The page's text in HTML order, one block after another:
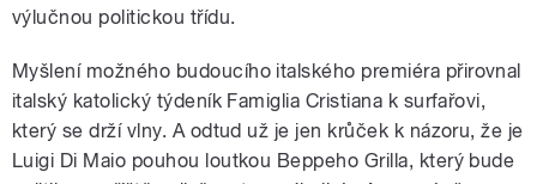
výlučnou politickou třídu.
Myšlení možného budoucího italského premiéra přirovnal
italský katolický týdeník Famiglia Cristiana k surfařovi,
který se drží vlny. A odtud už je jen krůček k názoru, že je
Luigi Di Maio pouhou loutkou Beppeho Grilla, který bude